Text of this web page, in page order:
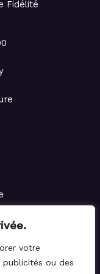
votre
publicités ou des
Fidélité